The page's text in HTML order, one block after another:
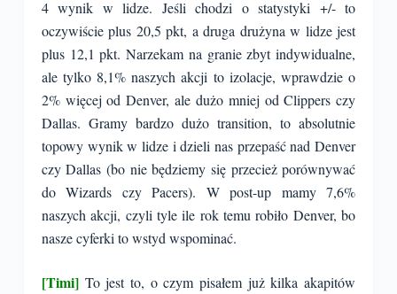
4 wynik w lidze. Jeśli chodzi o statystyki +/- to
oczywiście plus 20,5 pkt, a druga drużyna w lidze jest
plus 12,1 pkt. Narzekam na granie zbyt indywidualne,
ale tylko 8,1% naszych akcji to izolacje, wprawdzie o
2% więcej od Denver, ale dużo mniej od Clippers czy
Dallas. Gramy bardzo dużo transition, to absolutnie
topowy wynik w lidze i dzieli nas przepaść nad Denver
czy Dallas (bo nie będziemy się przecież porównywać
do Wizards czy Pacers). W post-up mamy 7,6%
naszych akcji, czyli tyle ile rok temu robiło Denver, bo
nasze cyferki to wstyd wspominać.
[Timi]To jest to, o czym pisałem już kilka akapitów